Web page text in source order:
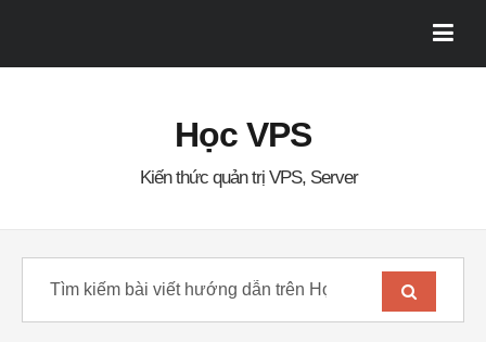
Học VPS
Kiến thức quản trị VPS, Server